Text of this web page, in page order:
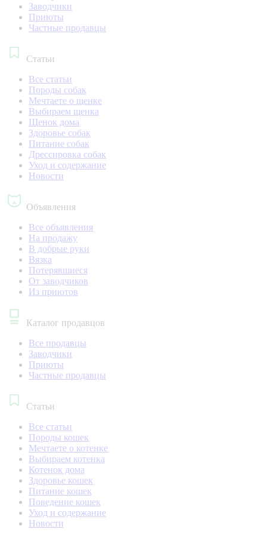
Заводчики
Приюты
Частные продавцы
Статьи
Все статьи
Породы собак
Мечтаете о щенке
Выбираем щенка
Щенок дома
Здоровье собак
Питание собак
Дрессировка собак
Уход и содержание
Новости
Объявления
Все объявления
На продажу
В добрые руки
Вязка
Потерявшиеся
От заводчиков
Из приютов
Каталог продавцов
Все продавцы
Заводчики
Приюты
Частные продавцы
Статьи
Все статьи
Породы кошек
Мечтаете о котенке
Выбираем котенка
Котенок дома
Здоровье кошек
Питание кошек
Поведение кошек
Уход и содержание
Новости